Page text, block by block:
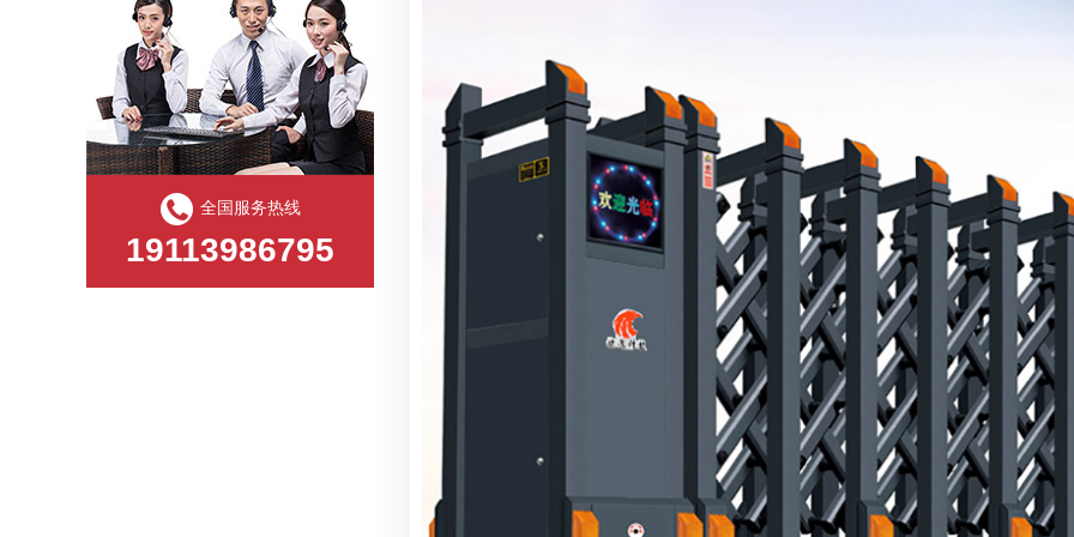
捷鹰电动门厂家12月27日生产进度
捷鹰电动门厂家12月26日发货与生产动态
全国服务热线
19113986795